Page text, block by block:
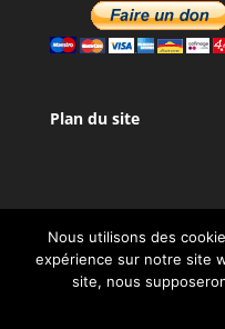
Plan du site
Design de
Nous utilisons des
expérience sur notre site
site, nous